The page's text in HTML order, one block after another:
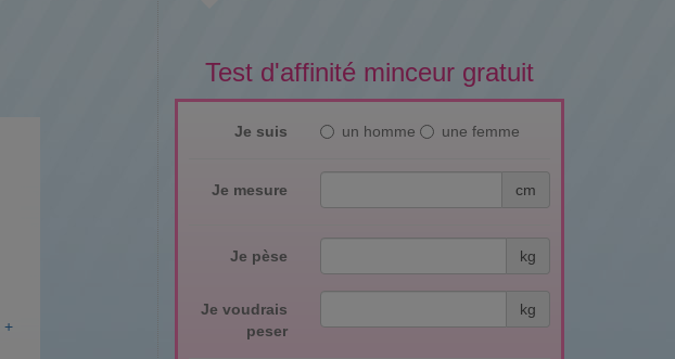
Test d'affinité minceur gratuit
Je suis un homme une femme
Je mesure cm
Je pèse kg
Je voudrais
peser
kg
+